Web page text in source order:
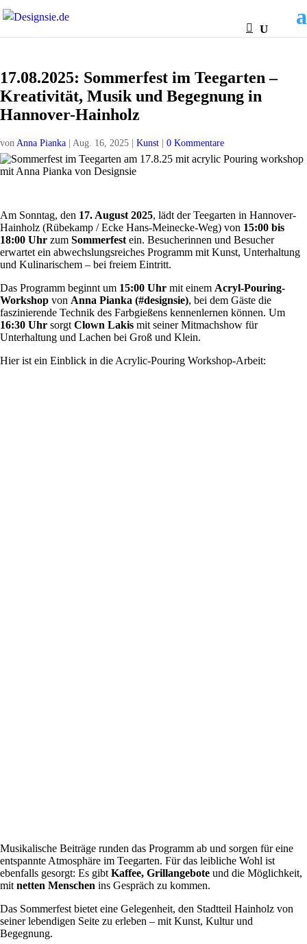
17.08.2025: Sommerfest im Teegarten –
Kreativität, Musik und Begegnung in
Hannover-Hainholz
von Anna Pianka Aug. 16, 2025 Kunst 0 Kommentare
Am Sonntag, den 17. August 2025, lädt der Teegarten in Hannover-
Hainholz (Rübekamp / Ecke Hans-Meinecke-Weg) von 15:00 bis
18:00 Uhr zum Sommerfest ein. Besucherinnen und Besucher
erwartet ein abwechslungsreiches Programm mit Kunst, Unterhaltung
und Kulinarischem – bei freiem Eintritt.
Das Programm beginnt um 15:00 Uhr mit einem Acryl-Pouring-
Workshop von Anna Pianka (#designsie), bei dem Gäste die
faszinierende Technik des Farbgießens kennenlernen können. Um
16:30 Uhr sorgt Clown Lakis mit seiner Mitmachshow für
Unterhaltung und Lachen bei Groß und Klein.
Hier ist ein Einblick in die Acrylic-Pouring Workshop-Arbeit:
Musikalische Beiträge runden das Programm ab und sorgen für eine
entspannte Atmosphäre im Teegarten. Für das leibliche Wohl ist
ebenfalls gesorgt: Es gibt Kaffee, Grillangebote und die Möglichkeit,
mit netten Menschen ins Gespräch zu kommen.
Das Sommerfest bietet eine Gelegenheit, den Stadtteil Hainholz von
seiner lebendigen Seite zu erleben – mit Kunst, Kultur und
Begegnung.